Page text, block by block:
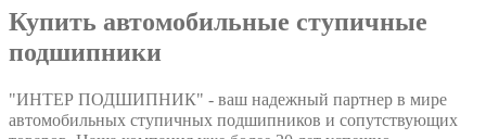
Купить автомобильные ступичные
подшипники
"ИНТЕР ПОДШИПНИК" - ваш надежный партнер в мире
автомобильных ступичных подшипников и сопутствующих